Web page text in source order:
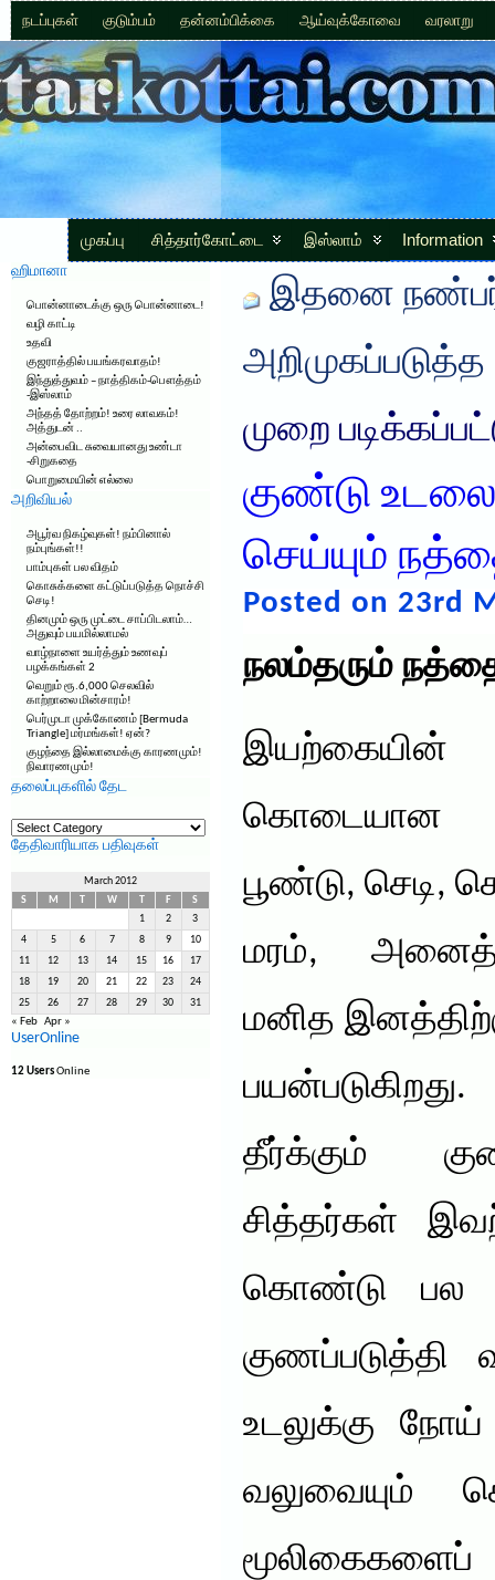
நடப்புகள் குடும்பம் தன்னம்பிக்கை ஆய்வுக்கோவை வரலாறு
முகப்பு சித்தார்கோட்டை இஸ்லாம் Information
ஹிமானா
பொன்னாடைக்கு ஒரு பொன்னாடை!
வழி காட்டி
உதவி
குஜராத்தில் பயங்கரவாதம்!
இந்துத்துவம் – நாத்திகம்-பௌத்தம்
-இஸ்லாம்
அந்தத் தோற்றம்! உரை லாவகம்!
அத்துடன் ..
அன்பைவிட சுவையானது உண்டா
-சிறுகதை
பொறுமையின் எல்லை
அறிவியல்
அபூர்வ நிகழ்வுகள்! நம்பினால்
நம்புங்கள்!!
பாம்புகள் பல விதம்
கொசுக்களை கட்டுப்படுத்த நொச்சி
செடி!
தினமும் ஒரு முட்டை சாப்பிடலாம்…
அதுவும் பயமில்லாமல்
வாழ்நாளை உயர்த்தும் உணவுப்
பழக்கங்கள் 2
வெறும் ரூ.6,000 செலவில்
காற்றாலை மின்சாரம்!
பெர்முடா முக்கோணம் [Bermuda
Triangle] மர்மங்கள்! ஏன்?
குழந்தை இல்லாமைக்கு காரணமும்!
நிவாரணமும்!
தலைப்புகளில் தேட
தலைப்புகளில்
தேட
தேதிவாரியாக பதிவுகள்
March 2012
S
M W F
S
1
2 3
4 5 6 7 8 9 10
11 12 13 14 15 16 17
18 19 20 21 22 23 24
25 26 27 28 29 30 31
« Feb Apr »
UserOnline
12 UsersOnline
இதனை
அறிமுகப்படுத்த
முறை
குண்டு
செய்யும்
Posted on 23rd
நலம்தரும்
இயற்கையின்
கொடையான
பூண்டு, செடி,
மரம்,
மனித
தீர்க்கும்
சித்தர்கள்
கொண்டு பல
உடலுக்கு நோய்
வலுவையும்
மூலிகைகளைப்